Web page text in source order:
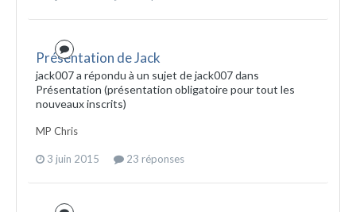
Présentation de Jack
jack007 a répondu à un sujet de jack007 dans
Présentation (présentation obligatoire pour tout les
nouveaux inscrits)
MP Chris
3 juin 2015 23 réponses